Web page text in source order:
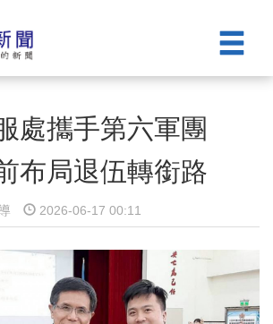
處攜手第六軍團
布局退伍轉銜路
2026-06-17 00:11